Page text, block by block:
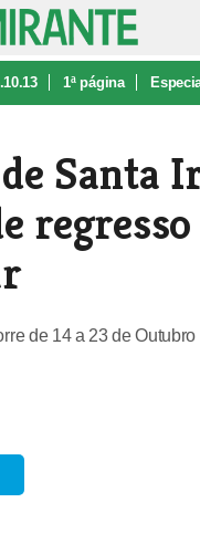
1ª página
Santa
de 14 a 23 de